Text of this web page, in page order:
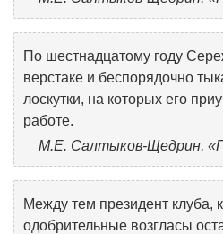
По шестнадцатому году
верстаке и беспорядочно
лоскутки, на которых его
работе.
М.Е. Салтыков-Щедрин,
Между тем президент клуба,
одобрительные возгласы